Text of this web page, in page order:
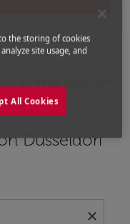
Düsseldorf
close
Route (Abflugort
the storing of cookies
site usage, and
All Cookies